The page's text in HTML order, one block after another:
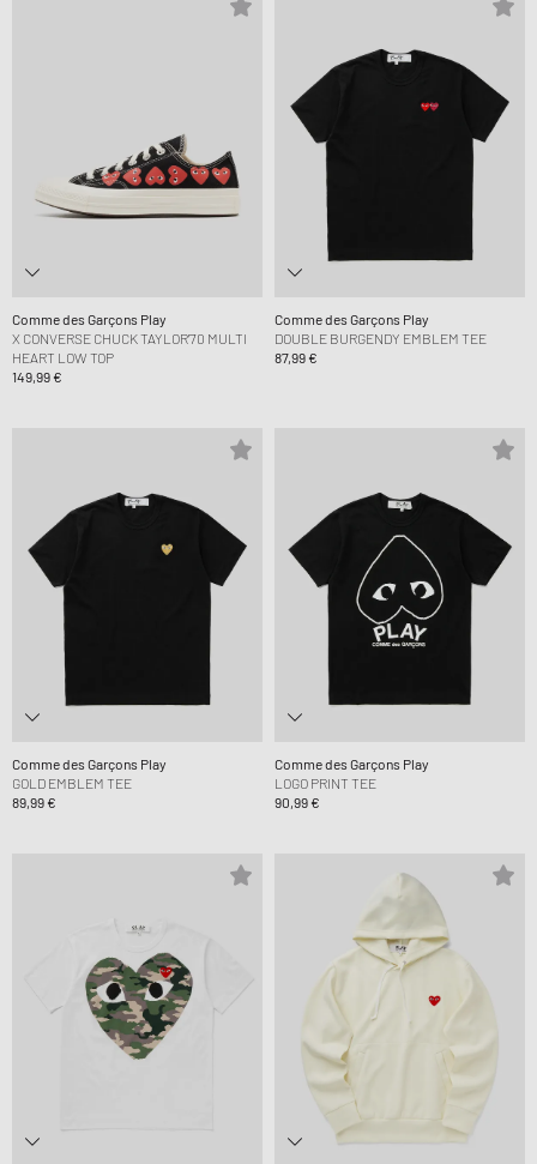
Comme des Garçons Play
X CONVERSE CHUCK TAYLOR'70 MULTI
HEART LOW TOP
149,99 €
Comme des Garçons Play
DOUBLE BURGENDY EMBLEM TEE
87,99 €
Comme des Garçons Play
GOLD EMBLEM TEE
89,99 €
Comme des Garçons Play
LOGO PRINT TEE
90,99 €